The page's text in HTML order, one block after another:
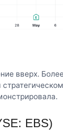
вверх.
EBS)